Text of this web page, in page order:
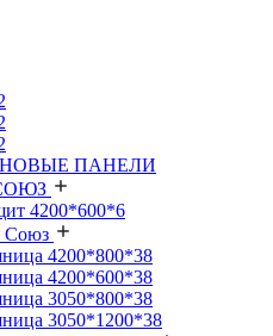
ПАНЕЛИ
4200*600*6
Союз
4200*800*38
4200*600*38
3050*800*38
3050*1200*38